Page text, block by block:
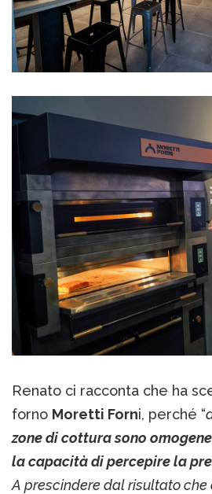
Renato ci racconta che ha
forno Moretti Forni, perché “
zone di cottura sono
la capacità di percepire la
A prescindere dal risultato che